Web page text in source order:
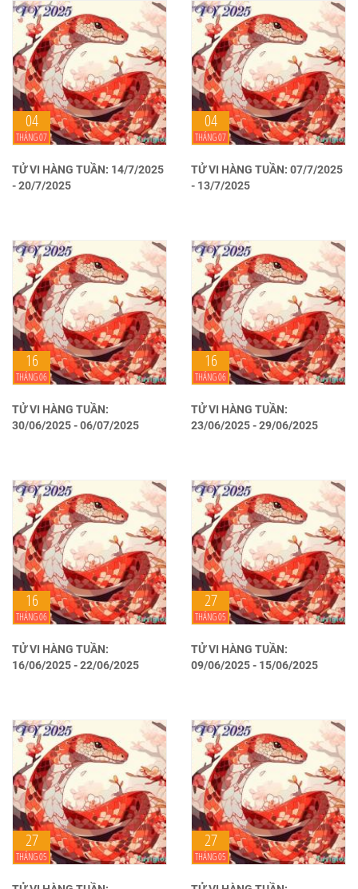
04
THÁNG 07
TỬ VI HÀNG TUẦN: 14/7/2025
- 20/7/2025
04
THÁNG 07
TỬ VI HÀNG TUẦN: 07/7/2025
- 13/7/2025
16
THÁNG 06
TỬ VI HÀNG TUẦN:
30/06/2025 - 06/07/2025
16
THÁNG 06
TỬ VI HÀNG TUẦN:
23/06/2025 - 29/06/2025
16
THÁNG 06
TỬ VI HÀNG TUẦN:
16/06/2025 - 22/06/2025
27
THÁNG 05
TỬ VI HÀNG TUẦN:
09/06/2025 - 15/06/2025
27
THÁNG 05
27
THÁNG 05